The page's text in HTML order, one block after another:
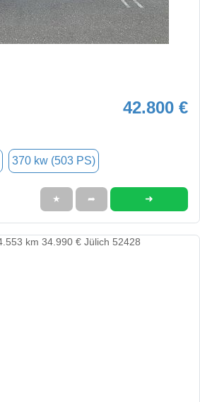
42.800 €
370 kw (503 PS)
★ ➦ ➜